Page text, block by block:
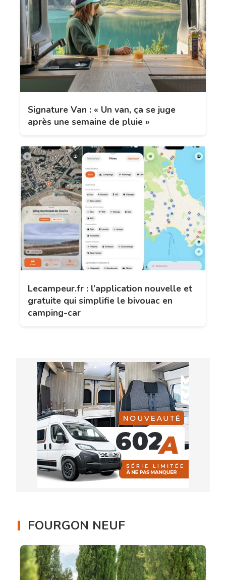
Signature Van : « Un van, ça se juge
après une semaine de pluie »
Lecampeur.fr : l’application nouvelle et
gratuite qui simplifie le bivouac en
camping-car
FOURGON NEUF